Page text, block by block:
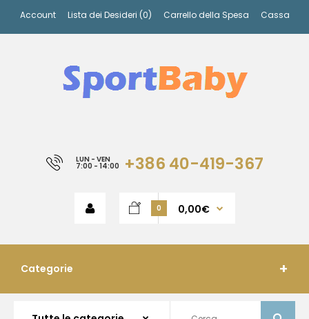
Account Lista dei Desideri (0) Carrello della Spesa Cassa
LUN - VEN
7:00 - 14:00 +386 40-419-367
0 0,00€
Categorie